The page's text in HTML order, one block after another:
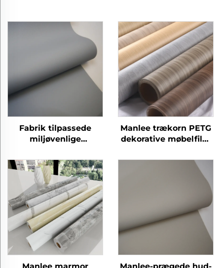
Fabrik tilpassede
miljøvenlige
hjemmekontor petg
møbler dekorative
prægede film
Manlee trækorn PETG
dekorative møbelfilm
hotel